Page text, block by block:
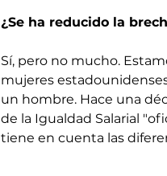
¿Se ha reducido la
Sí, pero no mucho.
mujeres
un hombre. Hace una
de la Igualdad Salarial
tiene en cuenta las